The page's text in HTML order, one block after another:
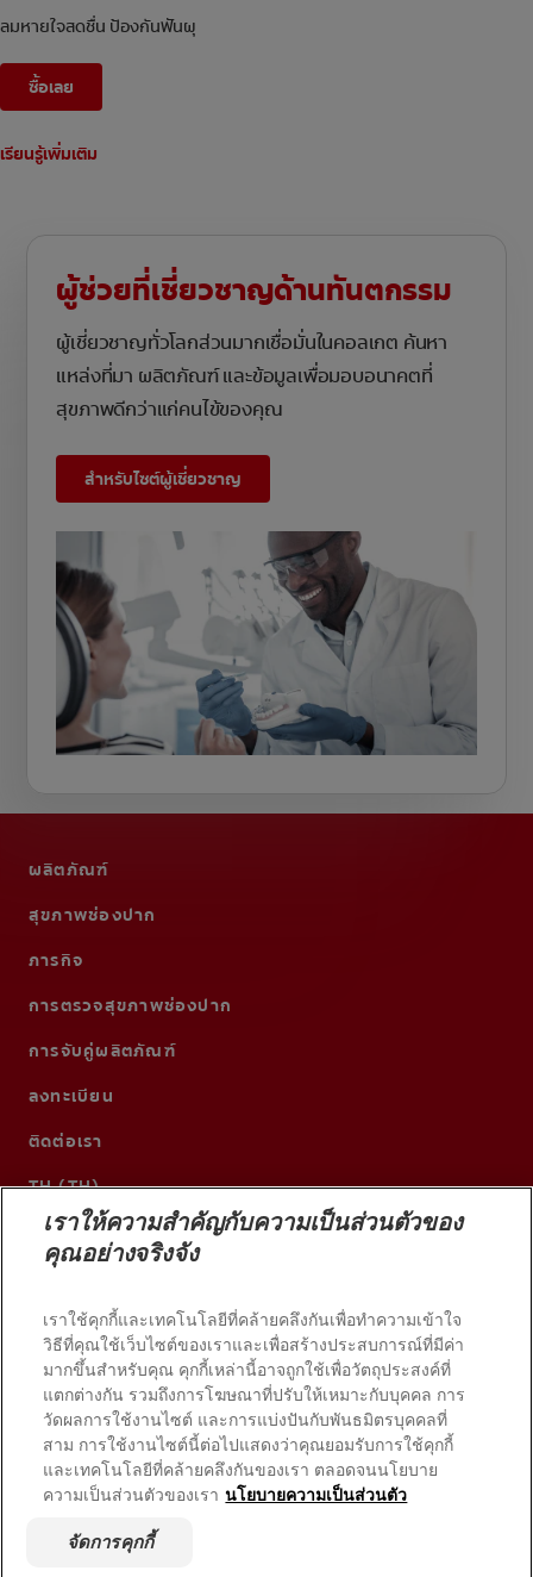
ลมหายใจสดชื่น ป้องกันฟันผุ
ซื้อเลย
เรียนรู้เพิ่มเติม
ผู้ช่วยที่เชี่ยวชาญด้านทันตกรรม
ผู้เชี่ยวชาญทั่วโลกส่วนมากเชื่อมั่นในคอลเกต ค้นหา
แหล่งที่มา ผลิตภัณฑ์ และข้อมูลเพื่อมอบอนาคตที่
สุขภาพดีกว่าแก่คนไข้ของคุณ
สำหรับไซต์ผู้เชี่ยวชาญ
ผลิตภัณฑ์
สุขภาพช่องปาก
ภารกิจ
การตรวจสุขภาพช่องปาก
การจับคู่ผลิตภัณฑ์
ลงทะเบียน
ติดต่อเรา
TH (TH)
© 2026 บริษัท คอลเกต-ปาล์มโอลีฟ สงวนลิขสิทธิ์
เงื่อนไขการใช้งาน
เราให้ความสำคัญกับความเป็นส่วนตัวของ
คุณอย่างจริงจัง
เราใช้คุกกี้และเทคโนโลยีที่คล้ายคลึงกันเพื่อทำความเข้าใจ
วิธีที่คุณใช้เว็บไซต์ของเราและเพื่อสร้างประสบการณ์ที่มีค่า
มากขึ้นสำหรับคุณ คุกกี้เหล่านี้อาจถูกใช้เพื่อวัตถุประสงค์ที่
แตกต่างกัน รวมถึงการโฆษณาที่ปรับให้เหมาะกับบุคคล การ
วัดผลการใช้งานไซต์ และการแบ่งปันกับพันธมิตรบุคคลที่
สาม การใช้งานไซต์นี้ต่อไปแสดงว่าคุณยอมรับการใช้คุกกี้
และเทคโนโลยีที่คล้ายคลึงกันของเรา ตลอดจนนโยบาย
ความเป็นส่วนตัวของเรา นโยบายความเป็นส่วนตัว
จัดการคุกกี้